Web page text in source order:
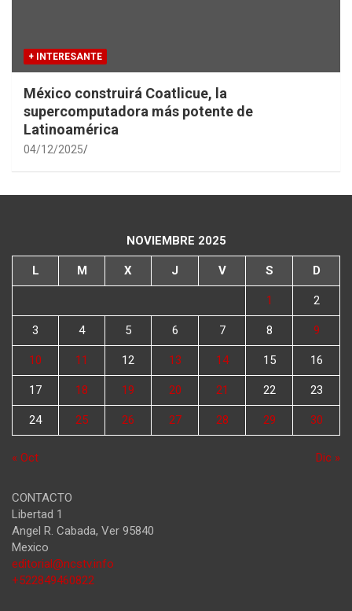
+ INTERESANTE
México construirá Coatlicue, la
supercomputadora más potente de
Latinoamérica
04/12/2025
NOVIEMBRE 2025
L M X J V S D
1 2
3 4 5 6 7 8 9
10 11 12 13 14 15 16
17 18 19 20 21 22 23
24 25 26 27 28 29 30
« Oct Dic »
CONTACTO
Libertad 1
Angel R. Cabada, Ver 95840
Mexico
editorial@ncstv.info
+522849460822